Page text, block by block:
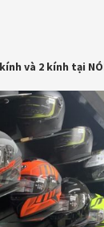
và 2 kính tại